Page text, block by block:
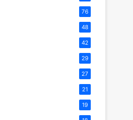
76
48
42
29
27
21
19